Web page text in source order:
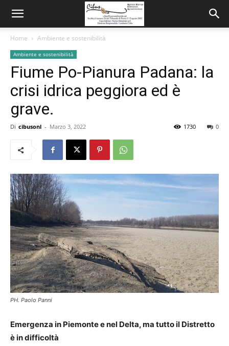
Home Ambiente e sostenibilità
Ambiente e sostenibilità
Fiume Po-Pianura Padana: la
crisi idrica peggiora ed è
grave.
Di cibusonl - Marzo 3, 2022 0
1730
PH. Paolo Panni
Emergenza in Piemonte e nel Delta, ma tutto il Distretto
è in difficoltà